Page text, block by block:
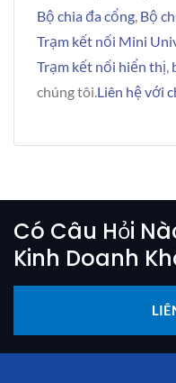
Bộ chia đa cổng, Bộ
Trạm kết nối Mini
Trạm kết nối hiển thị,
chúng tôi.Liên hệ với
Có Câu Hỏi
Kinh Doanh